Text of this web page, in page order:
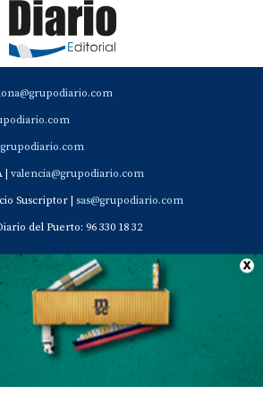
valencia@grupodiario.com
Suscriptor | sas@grupodiario.com
del Puerto: 96 330 18 32
Quiénes somos Política de privacidad